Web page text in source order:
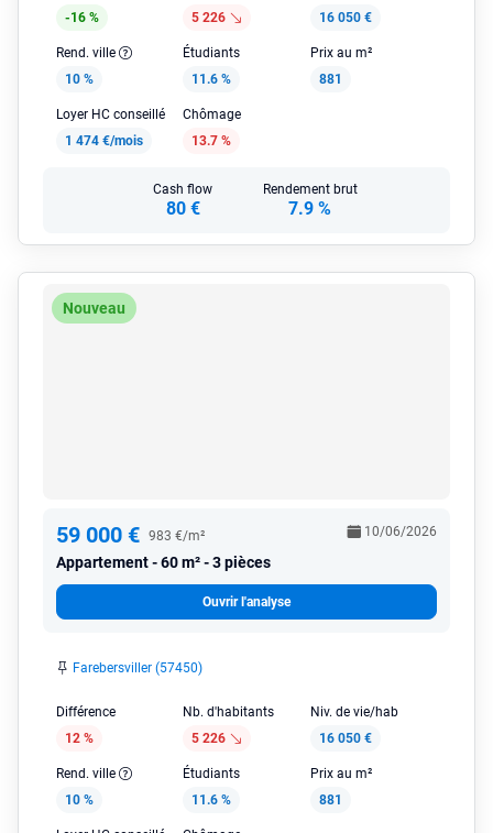
-16 %
5 226
16 050 €
Rend. ville
10 %
Étudiants
11.6 %
Prix au m²
881
Loyer HC conseillé
1 474 €/mois
Chômage
13.7 %
Cash flow
80 €
Rendement brut
7.9 %
Nouveau
59 000 € 983 €/m²
Appartement 60 m² - 3 pièces
10/06/2026
Ouvrir l'analyse
Farebersviller (57450)
Différence
12 %
Nb. d'habitants
5 226
Niv. de vie/hab
16 050 €
Rend. ville
10 %
Étudiants
11.6 %
Prix au m²
881